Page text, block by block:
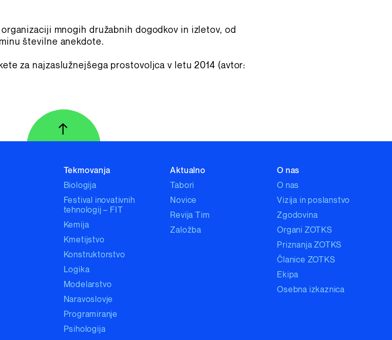
mnogih družabnih dogodkov in izletov, od
številne anekdote.
za najzaslužnejšega prostovoljca v letu 2014 (avtor:
Na vrh strani
↑
Tekmovanja
Biologija
Festival inovativnih
tehnologij – FIT
Kemija
Kmetijstvo
Konstruktorstvo
Logika
Modelarstvo
Naravoslovje
Programiranje
Psihologija
Aktualno
Tabori
Novice
Revija Tim
Založba
O nas
O nas
Vizija in poslanstvo
Zgodovina
Organi ZOTKS
Priznanja ZOTKS
Članice ZOTKS
Ekipa
Osebna izkaznica